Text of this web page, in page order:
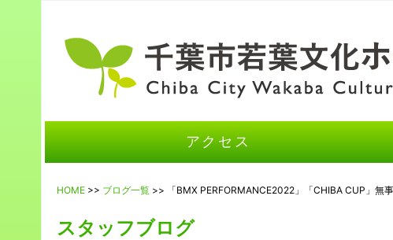
アクセス
HOME >> ブログ一覧 >> 「BMX PERFORMANCE2022」「CHIBA CUP」無
スタッフブログ